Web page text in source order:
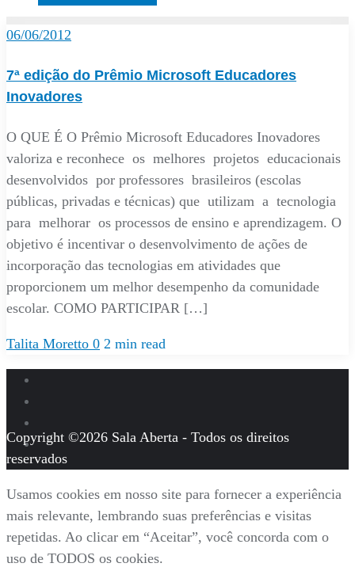
06/06/2012
7ª edição do Prêmio Microsoft Educadores
Inovadores
O QUE É O Prêmio Microsoft Educadores Inovadores
valoriza e reconhece os melhores projetos educacionais
desenvolvidos por professores brasileiros (escolas
públicas, privadas e técnicas) que utilizam a tecnologia
para melhorar os processos de ensino e aprendizagem. O
objetivo é incentivar o desenvolvimento de ações de
incorporação das tecnologias em atividades que
proporcionem um melhor desempenho da comunidade
escolar. COMO PARTICIPAR […]
Talita Moretto 0 2 min read
Copyright ©2026 Sala Aberta - Todos os direitos
reservados
Usamos cookies em nosso site para fornecer a experiência
mais relevante, lembrando suas preferências e visitas
repetidas. Ao clicar em “Aceitar”, você concorda com o
uso de TODOS os cookies.